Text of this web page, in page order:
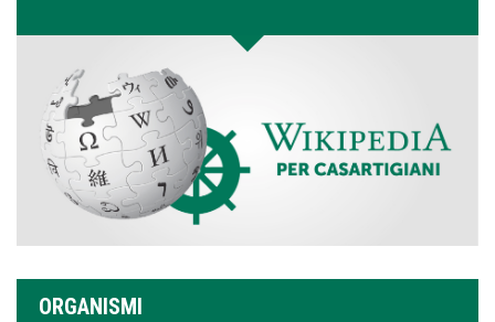
ORGANISMI